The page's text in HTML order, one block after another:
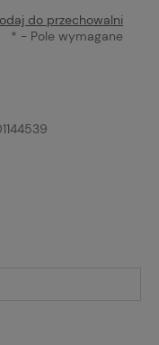
do przechowalni
* - Pole wymagane